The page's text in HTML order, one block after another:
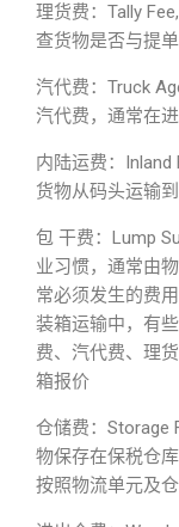
理货费：Tally
查货物是否与提
汽代费：Truck
汽代费，通常在
内陆运费：
货物从码头运输
包 干费：Lump
业习惯，通常由
常必须发生的费
装箱运输中，有
费、汽代费、理
箱报价
仓储费：Storage
物保存在保税仓
按照物流单元及